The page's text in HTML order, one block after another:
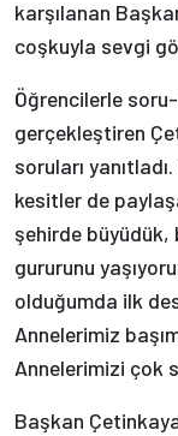
karşılanan
coşkuyla sevgi
Öğrencilerle
gerçekleştiren
soruları
kesitler de
şehirde büyüdük,
gururunu
olduğumda ilk
Annelerimiz
Annelerimizi çok
Başkan